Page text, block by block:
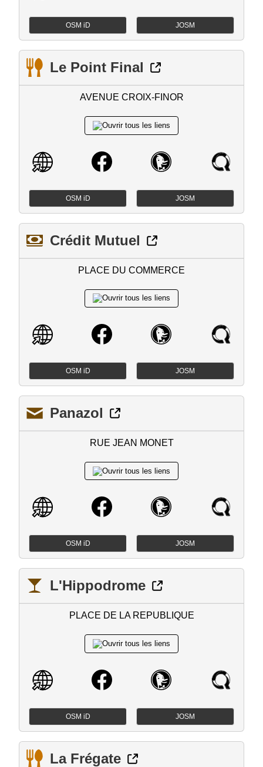
OSM iD JOSM
Le Point Final
AVENUE CROIX-FINOR
OSM iD JOSM
Crédit Mutuel
PLACE DU COMMERCE
OSM iD JOSM
Panazol
RUE JEAN MONET
OSM iD JOSM
L'Hippodrome
PLACE DE LA REPUBLIQUE
OSM iD JOSM
La Frégate